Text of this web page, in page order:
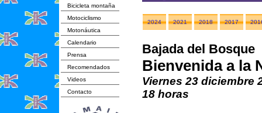
Bicicleta montaña
Motociclismo
Motonáutica
Calendario
Prensa
Recomendados
Videos
Contacto
2024 2021 2018 2017
Bajada del Bosque
Bienvenida a la
Viernes 23 diciembre
18 horas